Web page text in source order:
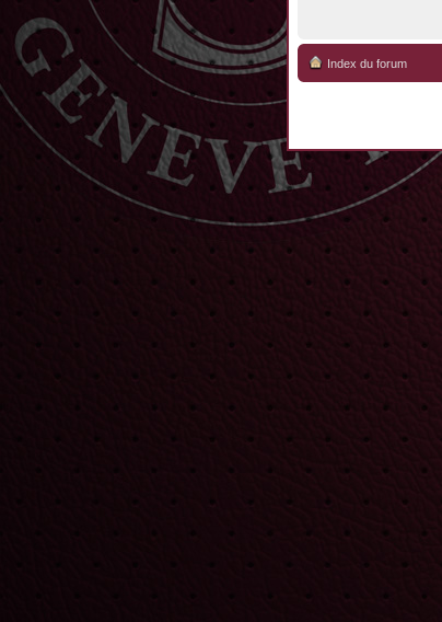
Index du forum